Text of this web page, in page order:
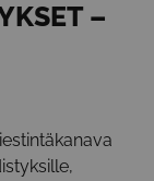
–